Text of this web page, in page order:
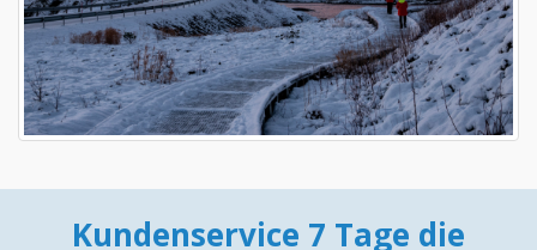
Kundenservice 7 Tage die